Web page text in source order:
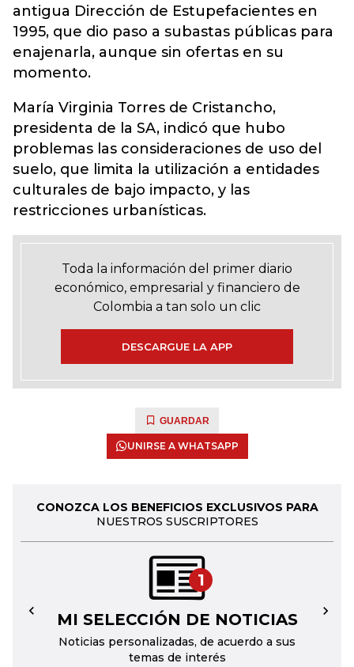
antigua Dirección de Estupefacientes en
1995, que dio paso a subastas públicas para
enajenarla, aunque sin ofertas en su
momento.
María Virginia Torres de Cristancho,
presidenta de la SA, indicó que hubo
problemas las consideraciones de uso del
suelo, que limita la utilización a entidades
culturales de bajo impacto, y las
restricciones urbanísticas.
Toda la información del primer diario
económico, empresarial y financiero de
Colombia a tan solo un clic
DESCARGUE LA APP
GUARDAR
UNIRSE A WHATSAPP
CONOZCA LOS BENEFICIOS EXCLUSIVOS PARA
NUESTROS SUSCRIPTORES
1
MI SELECCIÓN DE NOTICIAS
Noticias personalizadas, de acuerdo a sus
temas de interés
← →